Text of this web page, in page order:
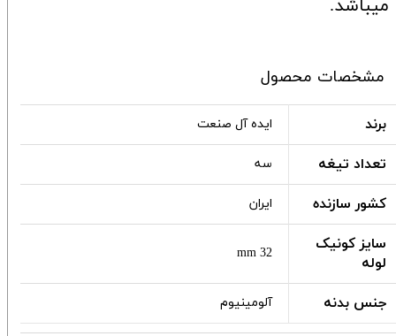
میباشد.
مشخصات محصول
برند ایده آل صنعت
تعداد تیغه سه
کشور سازنده ایران
سایز کونیک
لوله
32 mm
جنس بدنه آلومینیوم